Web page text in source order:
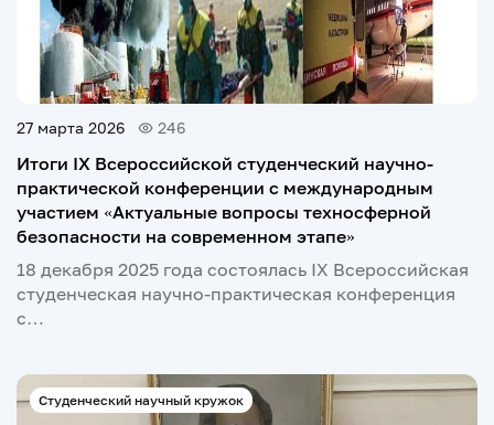
27 марта 2026 246
Итоги IX Всероссийской студенческий научно-
практической конференции с международным
участием «Актуальные вопросы техносферной
безопасности на современном этапе»
18 декабря 2025 года состоялась IX Всероссийская
студенческая научно-практическая конференция
с…
Студенческий научный кружок